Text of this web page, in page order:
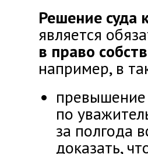
Решение суда
является
в право
например, в
превышение
по
за полгода
доказать,